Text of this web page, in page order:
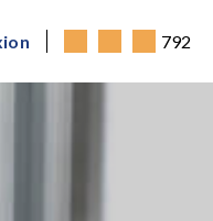
792